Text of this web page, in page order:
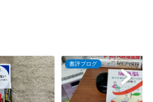
書評ブログ